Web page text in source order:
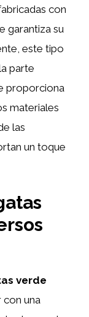
con
garantiza su
este tipo
parte
proporciona
materiales
las
un toque
verde
con una